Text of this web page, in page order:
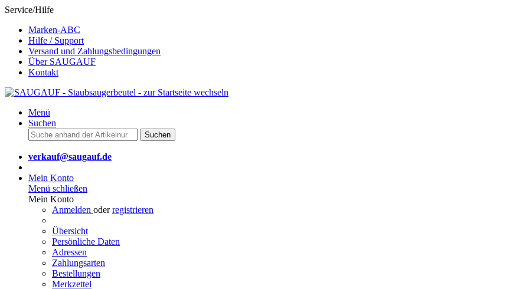
Service/Hilfe
Marken-ABC
Hilfe / Support
Versand und Zahlungsbedingungen
Über SAUGAUF
Kontakt
Menü
Suchen
Suchen
verkauf@saugauf.de
Mein Konto
Menü schließen
Mein Konto
Anmelden oderregistrieren
Übersicht
Persönliche Daten
Adressen
Zahlungsarten
Bestellungen
Merkzettel